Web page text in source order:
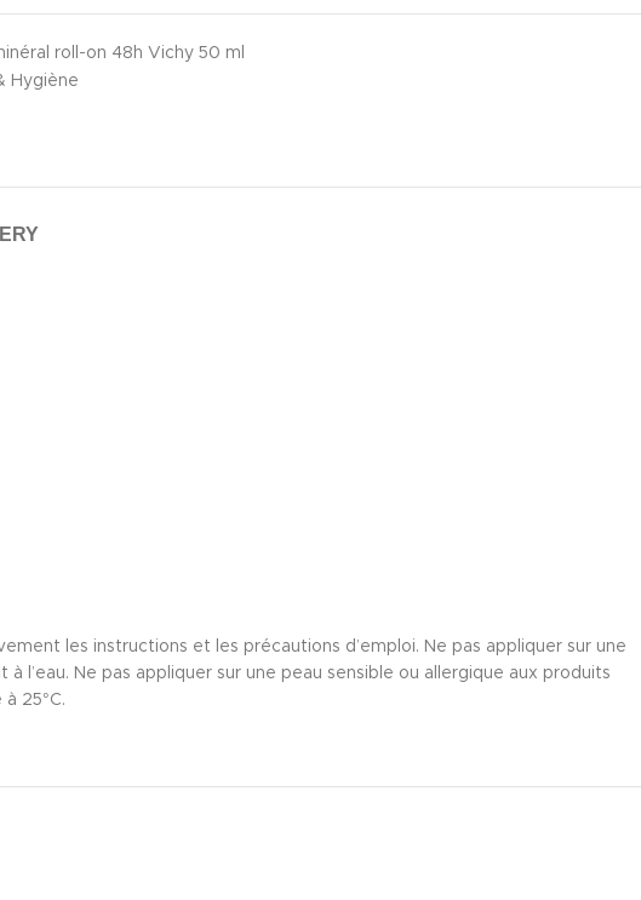
roll-on 48h Vichy 50 ml
Hygiène
les instructions et les précautions d’emploi. Ne pas appliquer sur une
Ne pas appliquer sur une peau sensible ou allergique aux produits
25°C.